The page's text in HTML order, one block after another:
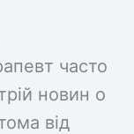
часто
новин о
від